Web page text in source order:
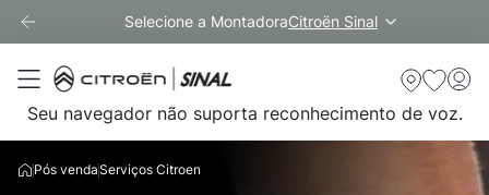
Selecione a MontadoraCitroën Sinal
Seu navegador não suporta reconhecimento de voz.
Pós vendaServiços Citroen